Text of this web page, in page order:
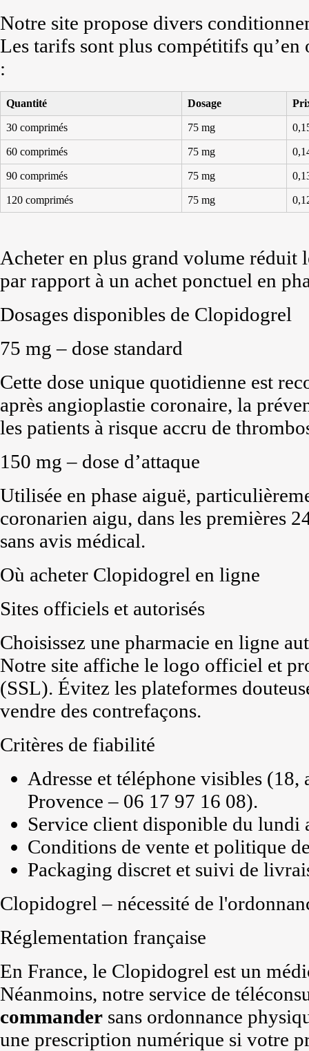
Notre site propose divers
Les tarifs sont plus compétitifs
:
Quantité Dosage
30 comprimés 75 mg
60 comprimés 75 mg
90 comprimés 75 mg
120 comprimés 75 mg
Acheter en plus grand volume réduit
par rapport à un achet ponctuel en
Dosages disponibles de Clopidogrel
75 mg – dose standard
Cette dose unique quotidienne est
après angioplastie coronaire, la
les patients à risque accru de
150 mg – dose d’attaque
Utilisée en phase aiguë,
coronarien aigu, dans les premières
sans avis médical.
Où acheter Clopidogrel en ligne
Sites officiels et autorisés
Choisissez une pharmacie en ligne
Notre site affiche le logo officiel et
(SSL). Évitez les plateformes
vendre des contrefaçons.
Critères de fiabilité
Adresse et téléphone visibles
Provence – 06 17 97 16 08).
Service client disponible du lundi
Conditions de vente et politique
Packaging discret et suivi de
Clopidogrel – nécessité de
Réglementation française
En France, le Clopidogrel est un
Néanmoins, notre service de
commander sans ordonnance
une prescription numérique si votre